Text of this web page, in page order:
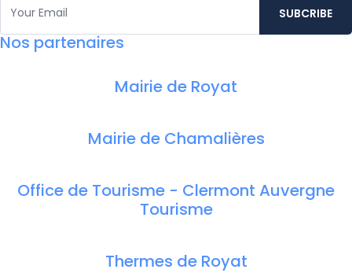
Nos partenaires
Mairie de Royat
Mairie de Chamalières
Office de Tourisme - Clermont Auvergne
Tourisme
Thermes de Royat